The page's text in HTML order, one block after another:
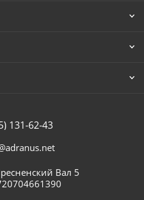
131-62-43
Вал 5